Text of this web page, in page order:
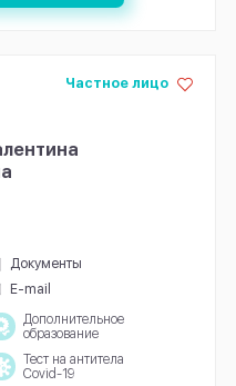
Документы
E-mail
Частное лицо
Дополнительное
образование
Тест на антитела
Covid-19